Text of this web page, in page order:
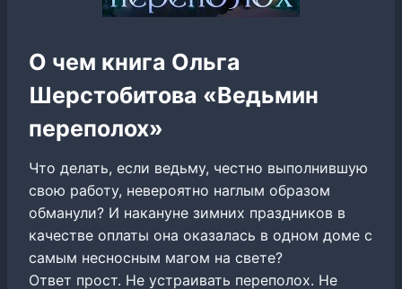
О чем книга Ольга
Шерстобитова «Ведьмин
переполох»
Что делать, если ведьму, честно выполнившую
свою работу, невероятно наглым образом
обманули? И накануне зимних праздников в
качестве оплаты она оказалась в одном доме с
самым несносным магом на свете?
Ответ прост. Не устраивать переполох. Не